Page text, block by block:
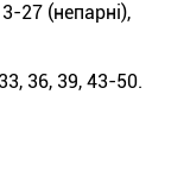
27 (непарні),
36, 39, 43-50.